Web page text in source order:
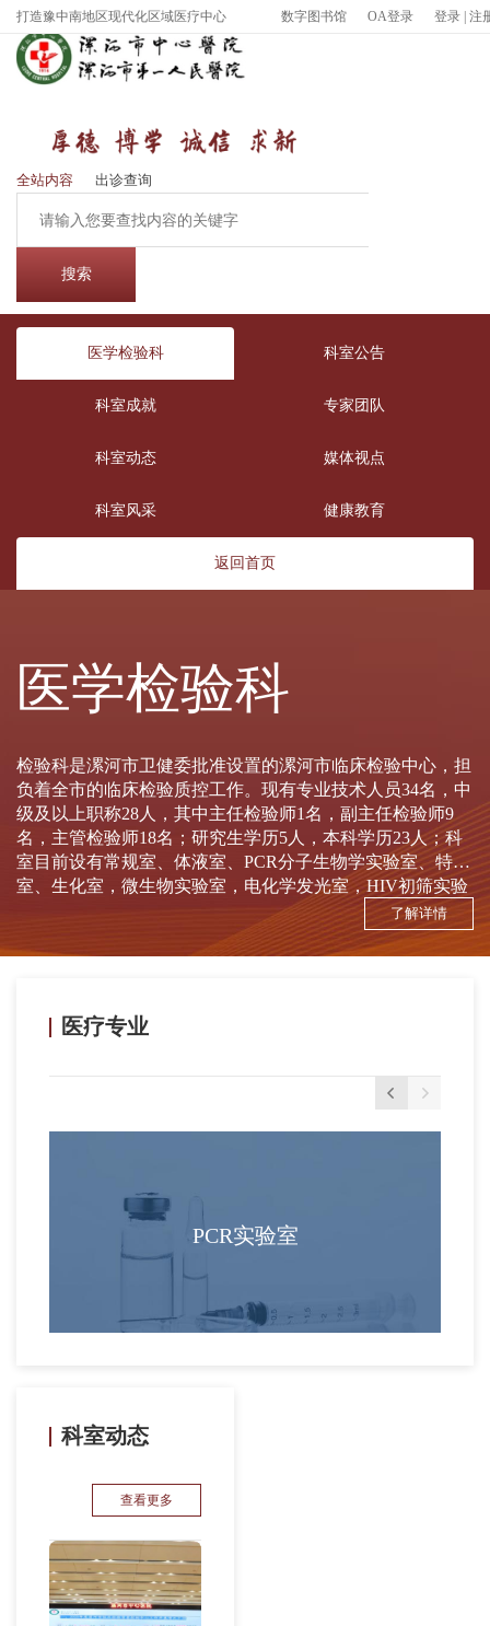
打造豫中南地区现代化区域医疗中心 数字图书馆 OA登录 登录 注
全站内容 出诊查询
医学检验科 科室公告
科室成就 专家团队
科室动态 媒体视点
科室风采 健康教育
返回首页
医学检验科
检验科是漯河市卫健委批准设置的漯河市临床检验中心，担
负着全市的临床检验质控工作。现有专业技术人员34名，中
级及以上职称28人，其中主任检验师1名，副主任检验师9
名，主管检验师18名；研究生学历5人，本科学历23人；科
室目前设有常规室、体液室、PCR分子生物学实验室、特检
室、生化室，微生物实验室，电化学发光室，HIV初筛实验
室，免疫实验室共9个工作实验室。科室目前拥有迈瑞BC—
5300全自动血细胞分析仪、美国贝克曼COULTERLH750全
自动血细胞分析仪、日本希森美康血球分析仪，法国ABX
仪、美国...
了解详情
医疗专业
PCR实验室
科室动态
查看更多